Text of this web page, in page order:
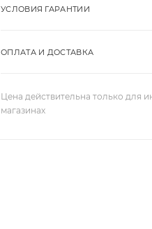
УСЛОВИЯ ГАРАНТИИ
ОПЛАТА И ДОСТАВКА
Цена действительна только для
магазинах